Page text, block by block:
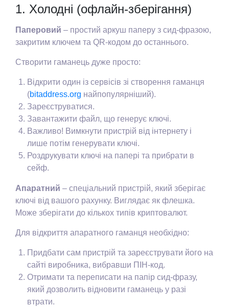
1. Холодні (офлайн-зберігання)
Паперовий – простий аркуш паперу з сид-фразою,
закритим ключем та QR-кодом до останнього.
Створити гаманець дуже просто:
Відкрити один із сервісів зі створення гаманця
(bitaddress.org найпопулярніший).
Зареєструватися.
Завантажити файл, що генерує ключі.
Важливо! Вимкнути пристрій від інтернету і
лише потім генерувати ключі.
Роздрукувати ключі на папері та прибрати в
сейф.
Апаратний – спеціальний пристрій, який зберігає
ключі від вашого рахунку. Виглядає як флешка.
Може зберігати до кількох типів криптовалют.
Для відкриття апаратного гаманця необхідно:
Придбати сам пристрій та зареєструвати його на
сайті виробника, вибравши ПІН-код.
Отримати та переписати на папір сид-фразу,
який дозволить відновити гаманець у разі
втрати.